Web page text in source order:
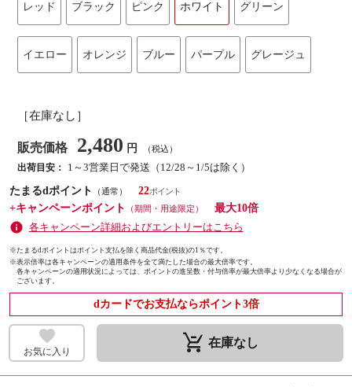
レッド ブラック ピンク ホワイト グリーン
イエロー オレンジ ブルー パープル グレージュ
［在庫なし］
販売価格 2,480 円 （税込）
出荷目安：
1～3営業日で発送（12/28～1/5は除く）
たまるdポイント
（通常）
22
+キャンペーンポイント
（期間・用途限定）
最大10倍
各キャンペーン詳細およびエントリーはこちら
※たまるdポイントはポイント支払を除く商品代金(税抜)の1％です。
※表示倍率は各キャンペーンの適用条件を全て満たした場合の最大倍率です。
各キャンペーンの適用状況によっては、ポイントの進呈数・付与倍率が最大倍率より少なくなる場合が
ございます。
dカードでお支払ならポイント3倍
お気に入り remove_shopping_cart 在庫なし